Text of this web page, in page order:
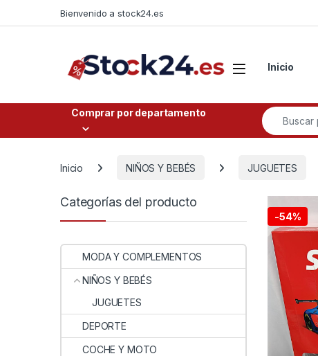
Bienvenido a stock24.es
Open Inicio
Comprar por departamento Buscar por:
Inicio NIÑOS Y BEBÉS JUGUETES
-54%
Categorías del producto
MODA Y COMPLEMENTOS
NIÑOS Y BEBÉS
JUGUETES
DEPORTE
COCHE Y MOTO